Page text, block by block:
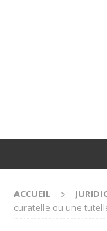
ACCUEIL
curatelle ou une